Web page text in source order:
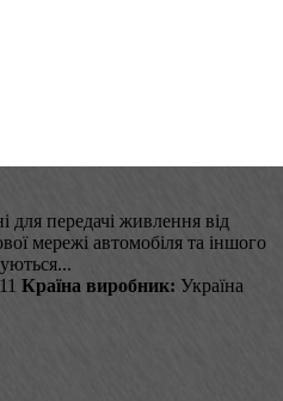
для передачі живлення від
мережі автомобіля та іншого
Країна виробник: Україна